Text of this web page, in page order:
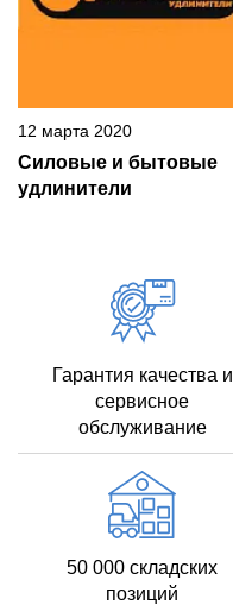
12 марта 2020
Силовые и бытовые
удлинители
Гарантия качества и
сервисное
обслуживание
50 000 складских
позиций